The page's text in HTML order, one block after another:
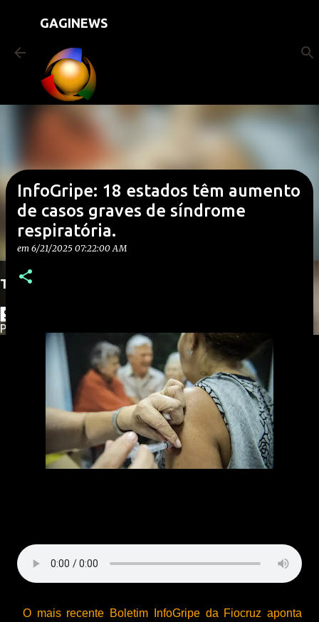
Pular para o conteúdo principal
GAGINEWS
Translate
Powered by
InfoGripe: 18 estados têm aumento
de casos graves de síndrome
respiratória.
em 6/21/2025 07:22:00 AM
O mais recente Boletim InfoGripe da Fiocruz aponta